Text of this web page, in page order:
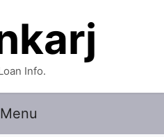
Info.
Menu